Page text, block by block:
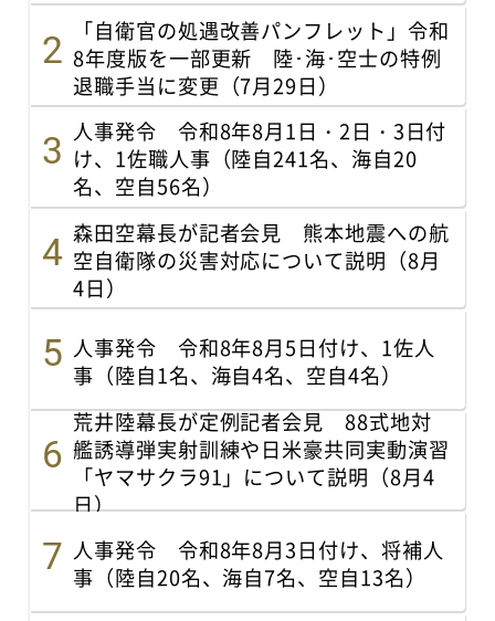
「自衛官の処遇改善パンフレット」令和
8年度版を一部更新 陸･海･空士の特例
退職手当に変更（7月29日）
人事発令 令和8年8月1日・2日・3日付
け、1佐職人事（陸自241名、海自20
名、空自56名）
森田空幕長が記者会見 熊本地震への航
空自衛隊の災害対応について説明（8月
4日）
人事発令 令和8年8月5日付け、1佐人
事（陸自1名、海自4名、空自4名）
荒井陸幕長が定例記者会見 88式地対
艦誘導弾実射訓練や日米豪共同実動演習
「ヤマサクラ91」について説明（8月4
日）
人事発令 令和8年8月3日付け、将補人
事（陸自20名、海自7名、空自13名）